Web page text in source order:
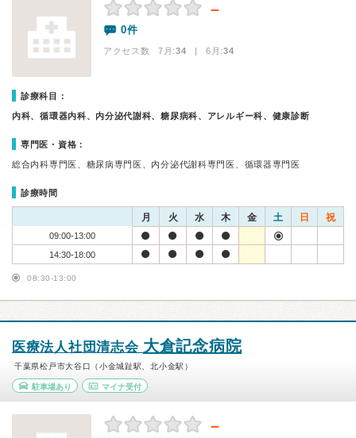
－
0件
アクセス数 7月:34 | 6月:34
診療科目：
内科、循環器内科、内分泌代謝科、糖尿病科、アレルギー科、健康診断
専門医・資格：
総合内科専門医、糖尿病専門医、内分泌代謝科専門医、循環器専門医
診療時間
月 火 水 木 金 土 日 祝
09:00-13:00
14:30-18:00
08:30-13:00
医療法人社団清志会 大倉記念病院
千葉県松戸市大谷口（小金城趾駅、北小金駅）
駐車場あり マイナ受付
－